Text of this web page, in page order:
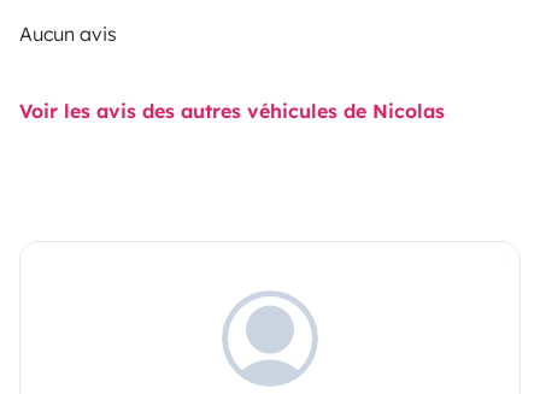
Aucun avis
Voir les avis des autres véhicules de Nicolas